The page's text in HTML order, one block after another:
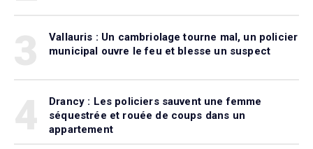
Vallauris : Un cambriolage tourne mal, un policier
municipal ouvre le feu et blesse un suspect
Drancy : Les policiers sauvent une femme
séquestrée et rouée de coups dans un
appartement